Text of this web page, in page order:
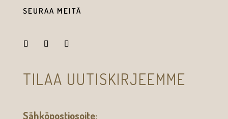
SEURAA MEITÄ
TILAA UUTISKIRJEEMME
Sähköpostiosoite: